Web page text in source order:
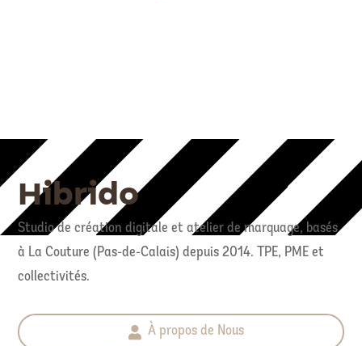
Hibrido
Studio de création digitale et atelier de marquage, basés
à La Couture (Pas-de-Calais) depuis 2014. TPE, PME et
collectivités.
À propos de Nous